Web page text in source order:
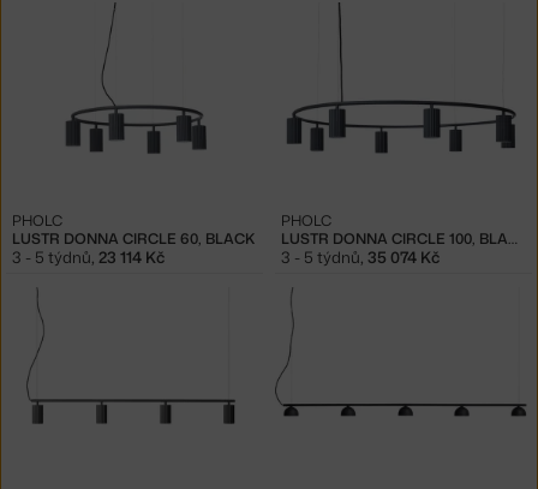
LUSTR DONNA CIRCLE 60, BLACK
PHOLC
3 - 5 týdnů, 23 114 Kč
LUSTR DONNA CIRCLE 100, BLACK
PHOLC
3 - 5 týdnů, 35 074 Kč